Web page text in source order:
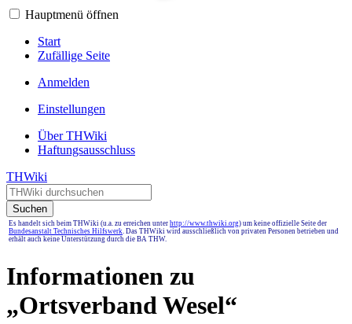
Hauptmenü öffnen
Start
Zufällige Seite
Anmelden
Einstellungen
Über THWiki
Haftungsausschluss
THWiki
Suchen
Es handelt sich beim THWiki (u.a. zu erreichen unter http://www.thwiki.org) um keine offizielle Seite der
Bundesanstalt Technisches Hilfswerk. Das THWiki wird ausschließlich von privaten Personen betrieben und
erhält auch keine Unterstützung durch die BA THW.
Informationen zu
„Ortsverband Wesel“